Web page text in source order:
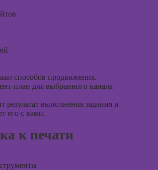
способов продвижения.
план для выбранного канала
результат выполнения задания и
его с вами.
к печати